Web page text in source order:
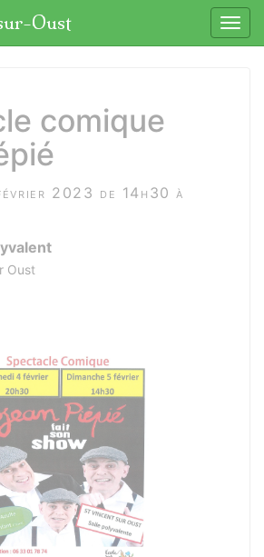
Oust
comique
2023 de 14h30 à
Oust
cookies